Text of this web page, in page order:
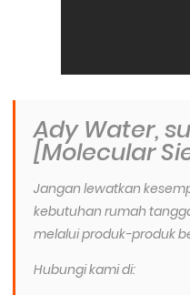
Ady Water,
[Molecular
Jangan lewatkan
kebutuhan rumah
melalui produk-produk
Hubungi kami di: